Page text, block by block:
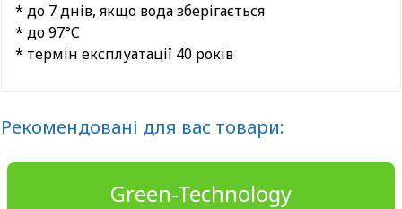
* до 7 днів, якщо вода зберігається
* до 97°С
* термін експлуатації 40 років
Рекомендовані для вас товари:
Green-Technology